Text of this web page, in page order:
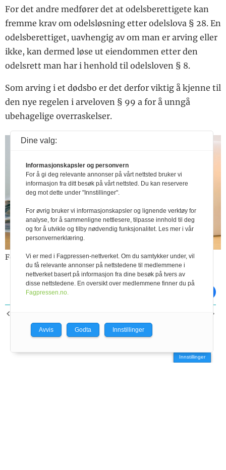
For det andre medfører det at odelsberettigete kan
fremme krav om odelsløsning etter odelslova § 28. En
odelsberettiget, uavhengig av om man er arving eller
ikke, kan dermed løse ut eiendommen etter den
odelsrett man har i henhold til odelsloven § 8.
Som arving i et dødsbo er det derfor viktig å kjenne til
den nye regelen i arveloven § 99 a for å unngå
ubehagelige overraskelser.
Foto: iStockphoto
Buskap for 50 år siden
Innstillinger
Dine valg:
Informasjonskapsler og personvern
For å gi deg relevante annonser på vårt nettsted bruker vi
informasjon fra ditt besøk på vårt nettsted. Du kan reservere
deg mot dette under "Innstillinger".
For øvrig bruker vi informasjonskapsler og lignende verktøy for
analyse, for å sammenligne nettlesere, tilpasse innhold til deg
og for å utvikle og tilby nødvendig funksjonalitet. Les mer i vår
personvernerklæring.
Vi er med i Fagpressen-nettverket. Om du samtykker under, vil
du få relevante annonser på nettstedene til medlemmene i
nettverket basert på informasjon fra dine besøk på tvers av
disse nettstedene. En oversikt over medlemmene finner du på
Fagpressen.no.
Avvis Godta Innstillinger